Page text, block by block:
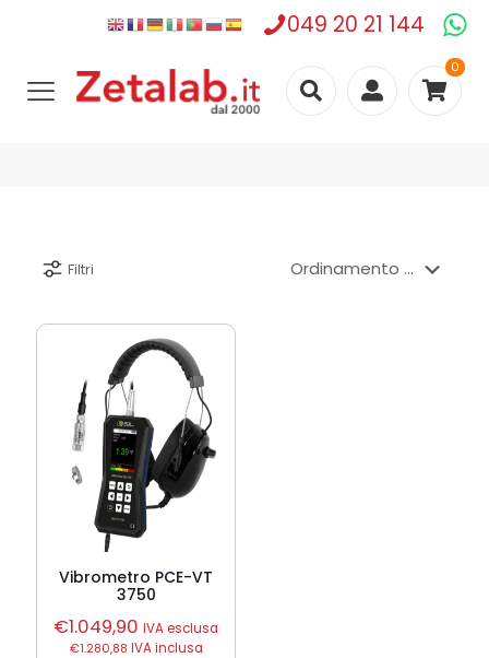
049 20 21 144
0
Filtri
Vibrometro PCE-VT
3750
€1.049,90 IVA esclusa
€1.280,88 IVA inclusa